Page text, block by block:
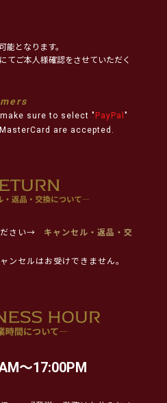
となります。
てご本人様確認をさせていただく
sure to select " PayPal "
are accepted.
ださい→
キャンセル・返品・交
ンセルはお受けできません。
～17:00PM